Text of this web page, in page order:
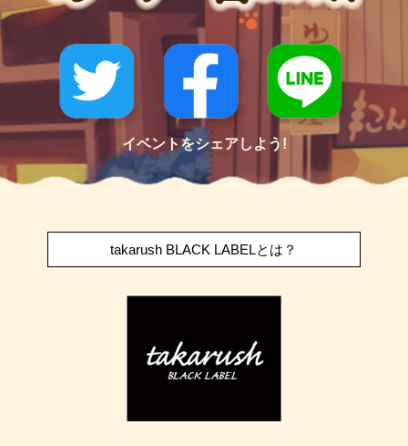
イベントをシェアしよう!
takarush BLACK LABELとは？